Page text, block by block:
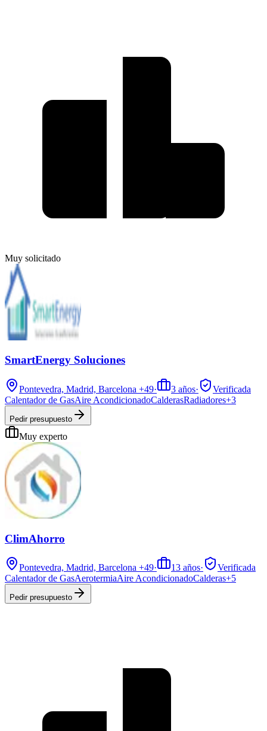
Muy solicitado
SmartEnergy Soluciones
Pontevedra, Madrid, Barcelona +49· 3 años·
Verificada
Calentador de GasAire AcondicionadoCalderasRadiadores+3
Pedir presupuesto
Muy experto
ClimAhorro
Pontevedra, Madrid, Barcelona +49· 13 años·
Verificada
Calentador de GasAerotermiaAire AcondicionadoCalderas+5
Pedir presupuesto